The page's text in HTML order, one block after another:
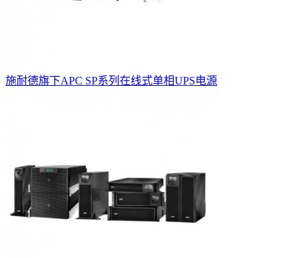
施耐德旗下APC SP系列在线式单相UPS电源